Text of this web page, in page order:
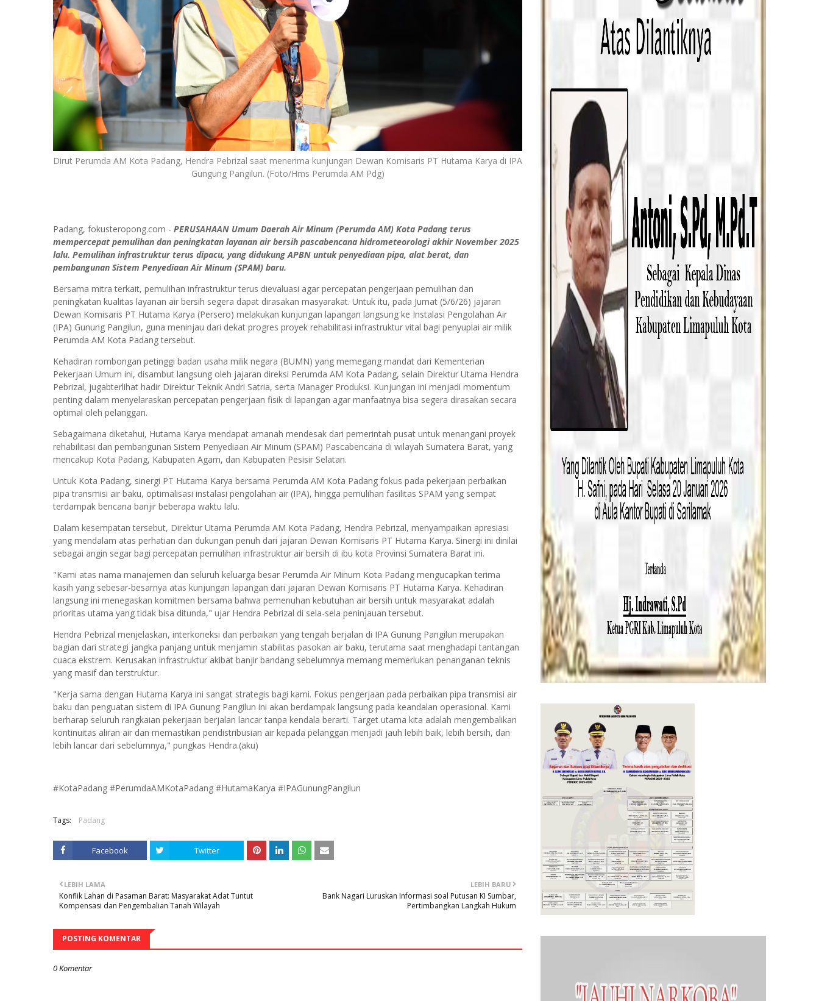
Dirut Perumda AM Kota Padang, Hendra Pebrizal saat menerima kunjungan Dewan Komisaris PT Hutama Karya di IPA
Gungung Pangilun. (Foto/Hms Perumda AM Pdg)
Padang, fokusteropong.com - PERUSAHAAN Umum Daerah Air Minum (Perumda AM) Kota Padang terus
mempercepat pemulihan dan peningkatan layanan air bersih pascabencana hidrometeorologi akhir November 2025
lalu. Pemulihan infrastruktur terus dipacu, yang didukung APBN untuk penyediaan pipa, alat berat, dan
pembangunan Sistem Penyediaan Air Minum (SPAM) baru.
Bersama mitra terkait, pemulihan infrastruktur terus dievaluasi agar percepatan pengerjaan pemulihan dan
peningkatan kualitas layanan air bersih segera dapat dirasakan masyarakat. Untuk itu, pada Jumat (5/6/26) jajaran
Dewan Komisaris PT Hutama Karya (Persero) melakukan kunjungan lapangan langsung ke Instalasi Pengolahan Air
(IPA) Gunung Pangilun, guna meninjau dari dekat progres proyek rehabilitasi infrastruktur vital bagi penyuplai air milik
Perumda AM Kota Padang tersebut.
Kehadiran rombongan petinggi badan usaha milik negara (BUMN) yang memegang mandat dari Kementerian
Pekerjaan Umum ini, disambut langsung oleh jajaran direksi Perumda AM Kota Padang, selain Direktur Utama Hendra
Pebrizal, jugabterlihat hadir Direktur Teknik Andri Satria, serta Manager Produksi. Kunjungan ini menjadi momentum
penting dalam menyelaraskan percepatan pengerjaan fisik di lapangan agar manfaatnya bisa segera dirasakan secara
optimal oleh pelanggan.
Sebagaimana diketahui, Hutama Karya mendapat amanah mendesak dari pemerintah pusat untuk menangani proyek
rehabilitasi dan pembangunan Sistem Penyediaan Air Minum (SPAM) Pascabencana di wilayah Sumatera Barat, yang
mencakup Kota Padang, Kabupaten Agam, dan Kabupaten Pesisir Selatan.
Untuk Kota Padang, sinergi PT Hutama Karya bersama Perumda AM Kota Padang fokus pada pekerjaan perbaikan
pipa transmisi air baku, optimalisasi instalasi pengolahan air (IPA), hingga pemulihan fasilitas SPAM yang sempat
terdampak bencana banjir beberapa waktu lalu.
Dalam kesempatan tersebut, Direktur Utama Perumda AM Kota Padang, Hendra Pebrizal, menyampaikan apresiasi
yang mendalam atas perhatian dan dukungan penuh dari jajaran Dewan Komisaris PT Hutama Karya. Sinergi ini dinilai
sebagai angin segar bagi percepatan pemulihan infrastruktur air bersih di ibu kota Provinsi Sumatera Barat ini.
"Kami atas nama manajemen dan seluruh keluarga besar Perumda Air Minum Kota Padang mengucapkan terima
kasih yang sebesar-besarnya atas kunjungan lapangan dari jajaran Dewan Komisaris PT Hutama Karya. Kehadiran
langsung ini menegaskan komitmen bersama bahwa pemenuhan kebutuhan air bersih untuk masyarakat adalah
prioritas utama yang tidak bisa ditunda," ujar Hendra Pebrizal di sela-sela peninjauan tersebut.
Hendra Pebrizal menjelaskan, interkoneksi dan perbaikan yang tengah berjalan di IPA Gunung Pangilun merupakan
bagian dari strategi jangka panjang untuk menjamin stabilitas pasokan air baku, terutama saat menghadapi tantangan
cuaca ekstrem. Kerusakan infrastruktur akibat banjir bandang sebelumnya memang memerlukan penanganan teknis
yang masif dan terstruktur.
"Kerja sama dengan Hutama Karya ini sangat strategis bagi kami. Fokus pengerjaan pada perbaikan pipa transmisi air
baku dan penguatan sistem di IPA Gunung Pangilun ini akan berdampak langsung pada keandalan operasional. Kami
berharap seluruh rangkaian pekerjaan berjalan lancar tanpa kendala berarti. Target utama kita adalah mengembalikan
kontinuitas aliran air dan memastikan pendistribusian air kepada pelanggan menjadi jauh lebih baik, lebih bersih, dan
lebih lancar dari sebelumnya," pungkas Hendra.(aku)
#KotaPadang #PerumdaAMKotaPadang #HutamaKarya #IPAGunungPangilun
Tags: Padang
Facebook Twitter
LEBIH BARU
Bank Nagari Luruskan Informasi soal Putusan KI Sumbar,
Pertimbangkan Langkah Hukum
LEBIH LAMA
Konflik Lahan di Pasaman Barat: Masyarakat Adat Tuntut
Kompensasi dan Pengembalian Tanah Wilayah
POSTING KOMENTAR
0 Komentar